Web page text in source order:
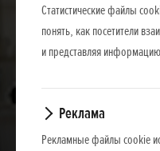
Статистические файлы
понять, как посетители
и представляя
Реклама
Рекламные файлы cookie